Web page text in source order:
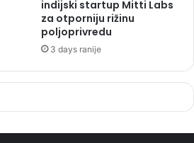
indijski startup Mitti Labs
za otporniju rižinu
poljoprivredu
3 days ranije